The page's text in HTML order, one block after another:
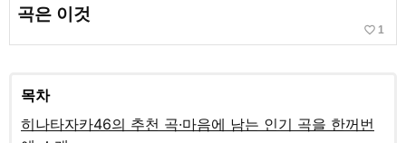
곡은 이것
favorite_border 1
목차
히나타자카46의 추천 곡·마음에 남는 인기 곡을 한꺼번